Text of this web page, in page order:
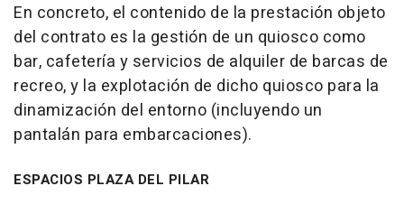
En concreto, el contenido de la prestación objeto
del contrato es la gestión de un quiosco como
bar, cafetería y servicios de alquiler de barcas de
recreo, y la explotación de dicho quiosco para la
dinamización del entorno (incluyendo un
pantalán para embarcaciones).
ESPACIOS PLAZA DEL PILAR